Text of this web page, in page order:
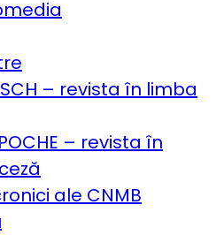
– revista în limba
POCHE – revista în
ale CNMB